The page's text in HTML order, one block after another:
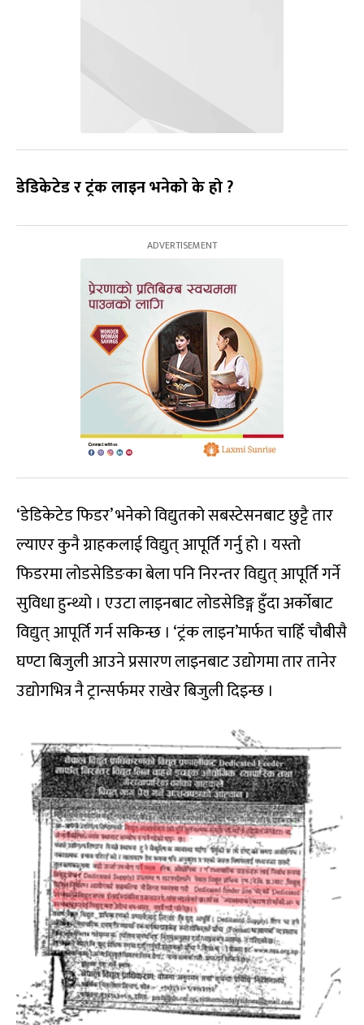
डेडिकेटेड र ट्रंक लाइन भनेको के हो ?
‘डेडिकेटेड फिडर’ भनेको विद्युतको सबस्टेसनबाट छुट्टै तार
ल्याएर कुनै ग्राहकलाई विद्युत् आपूर्ति गर्नु हो । यस्तो
फिडरमा लोडसेडिङका बेला पनि निरन्तर विद्युत् आपूर्ति गर्ने
सुविधा हुन्थ्यो । एउटा लाइनबाट लोडसेडिङ्ग हुँदा अर्कोबाट
विद्युत् आपूर्ति गर्न सकिन्छ । ‘ट्रंक लाइन’मार्फत चाहिँ चौबीसै
घण्टा बिजुली आउने प्रसारण लाइनबाट उद्योगमा तार तानेर
उद्योगभित्र नै ट्रान्सर्फमर राखेर बिजुली दिइन्छ ।